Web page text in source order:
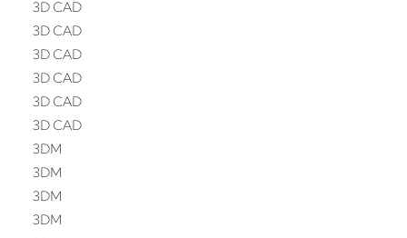
3D CAD
3D CAD
3D CAD
3D CAD
3D CAD
3D CAD
3DM
3DM
3DM
3DM